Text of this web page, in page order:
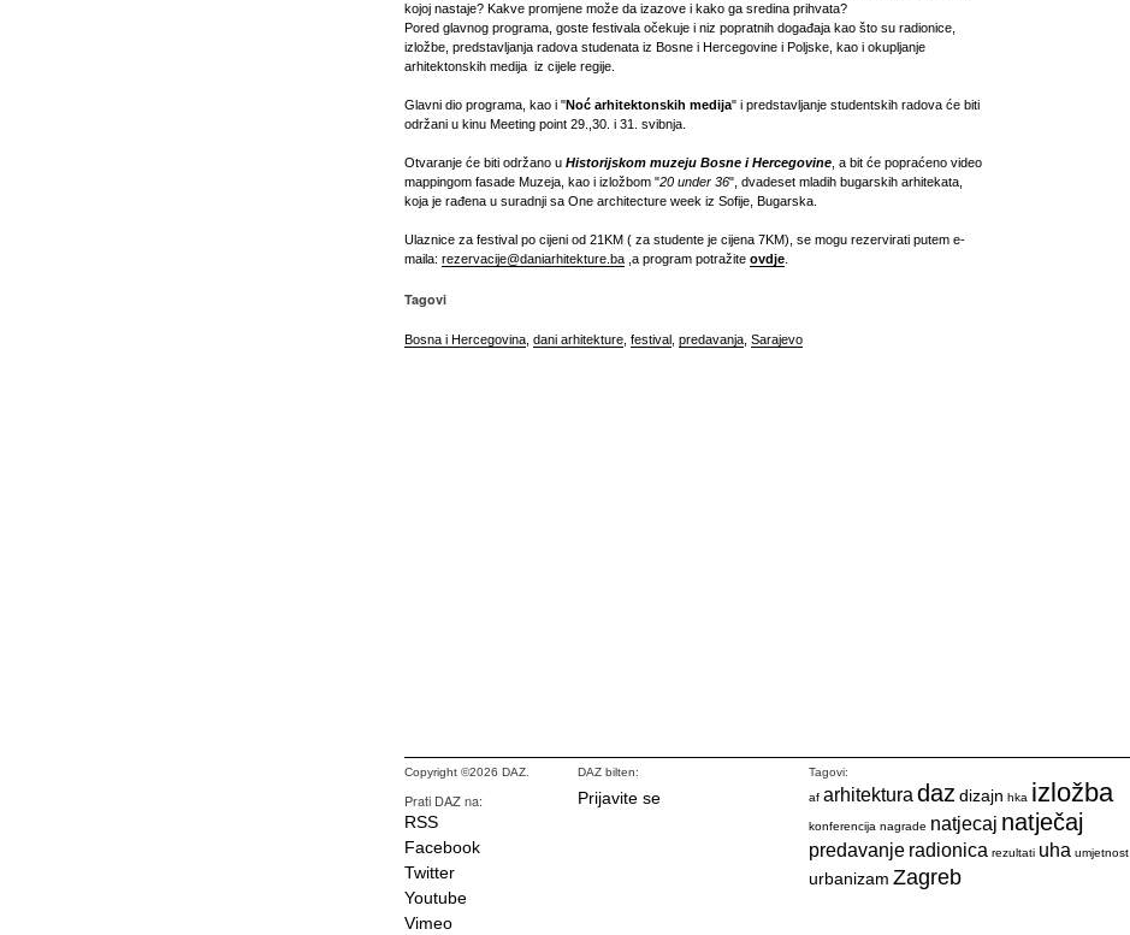
kojoj nastaje? Kakve promjene može da izazove i kako ga sredina prihvata?
Pored glavnog programa, goste festivala očekuje i niz popratnih događaja kao što su radionice,
izložbe, predstavljanja radova studenata iz Bosne i Hercegovine i Poljske, kao i okupljanje
arhitektonskih medija iz cijele regije.
Glavni dio programa, kao i "Noć arhitektonskih medija" i predstavljanje studentskih radova će biti
održani u kinu Meeting point 29.,30. i 31. svibnja.
Otvaranje će biti održano u Historijskom muzeju Bosne i Hercegovine , a bit će popraćeno video
mappingom fasade Muzeja, kao i izložbom "20 under 36", dvadeset mladih bugarskih arhitekata,
koja je rađena u suradnji sa One architecture week iz Sofije, Bugarska.
Ulaznice za festival po cijeni od 21KM ( za studente je cijena 7KM), se mogu rezervirati putem e-
maila: rezervacije@daniarhitekture.ba ,a program potražite ovdje
Tagovi
Bosna i Hercegovina dani arhitekture festival predavanja Sarajevo
Copyright ©2026 DAZ.
Prati DAZ na:
RSS
Facebook
Twitter
Youtube
Vimeo
DAZ bilten:
Prijavite se
Tagovi:
af arhitektura daz dizajn hka izložba
konferencija nagrade natjecaj natječaj
predavanje radionica rezultati uha umjetnost
urbanizam Zagreb